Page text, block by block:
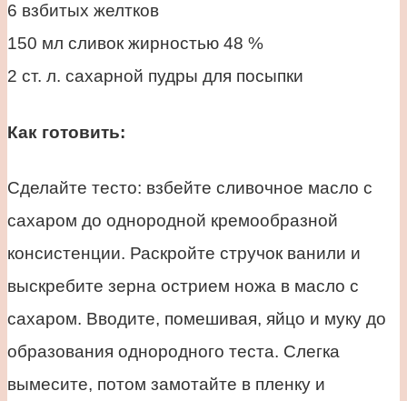
6 взбитых желтков
150 мл сливок жирностью 48 %
2 ст. л. сахарной пудры для посыпки
Как готовить:
Сделайте тесто: взбейте сливочное масло с
сахаром до однородной кремообразной
консистенции. Раскройте стручок ванили и
выскребите зерна острием ножа в масло с
сахаром. Вводите, помешивая, яйцо и муку до
образования однородного теста. Слегка
вымесите, потом замотайте в пленку и